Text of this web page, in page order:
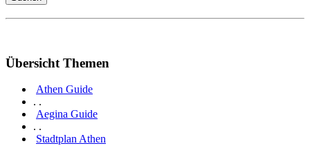
Übersicht Themen
Athen Guide
. .
Aegina Guide
. .
Stadtplan Athen